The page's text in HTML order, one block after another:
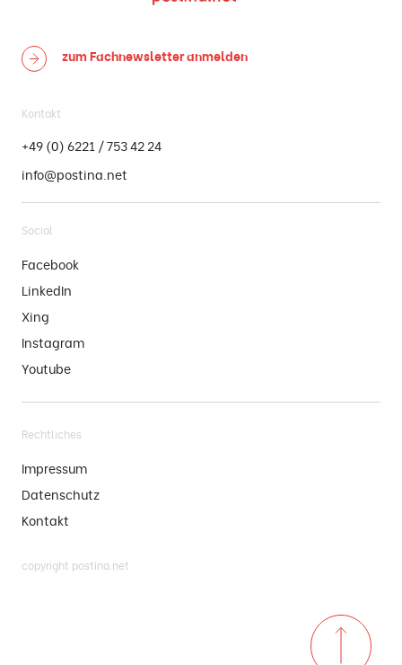
zum Fachnewsletteranmelden
Kontakt
+49 (0) 6221 / 753 42 24
info@postina.net
Social
Facebook
LinkedIn
Xing
Instagram
Youtube
Rechtliches
Impressum
Datenschutz
Kontakt
copyright postina.net